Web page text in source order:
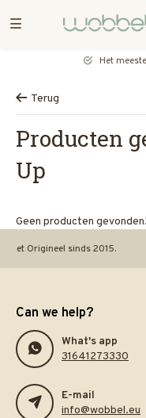
Het meeste
Terug
Producten
Up
Geen producten
sinds 2015.
Can we help?
What's app
31641273330
E-mail
info@wobbel.eu